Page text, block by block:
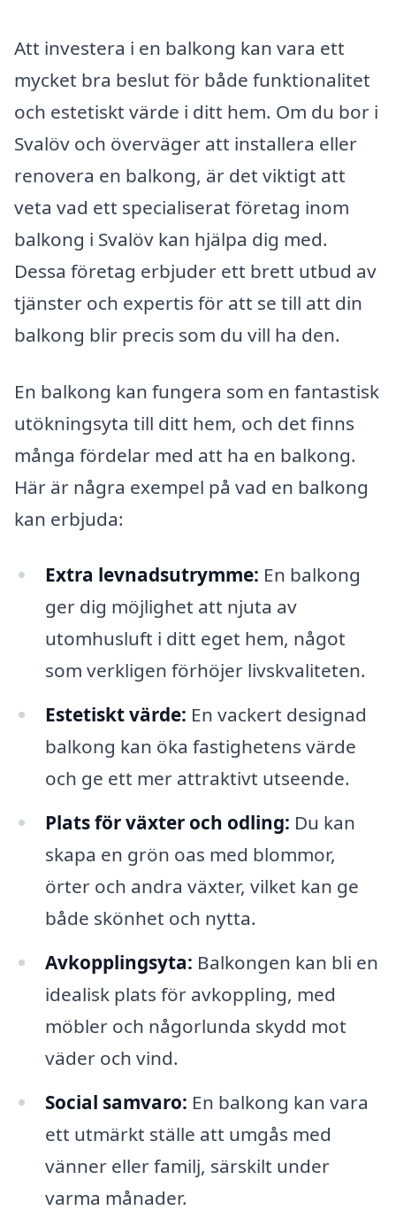
Att investera i en balkong kan vara ett
mycket bra beslut för både funktionalitet
och estetiskt värde i ditt hem. Om du bor i
Svalöv och överväger att installera eller
renovera en balkong, är det viktigt att
veta vad ett specialiserat företag inom
balkong i Svalöv kan hjälpa dig med.
Dessa företag erbjuder ett brett utbud av
tjänster och expertis för att se till att din
balkong blir precis som du vill ha den.
En balkong kan fungera som en fantastisk
utökningsyta till ditt hem, och det finns
många fördelar med att ha en balkong.
Här är några exempel på vad en balkong
kan erbjuda:
Extra levnadsutrymme: En balkong
ger dig möjlighet att njuta av
utomhusluft i ditt eget hem, något
som verkligen förhöjer livskvaliteten.
Estetiskt värde: En vackert designad
balkong kan öka fastighetens värde
och ge ett mer attraktivt utseende.
Plats för växter och odling: Du kan
skapa en grön oas med blommor,
örter och andra växter, vilket kan ge
både skönhet och nytta.
Avkopplingsyta: Balkongen kan bli en
idealisk plats för avkoppling, med
möbler och någorlunda skydd mot
väder och vind.
Social samvaro: En balkong kan vara
ett utmärkt ställe att umgås med
vänner eller familj, särskilt under
varma månader.